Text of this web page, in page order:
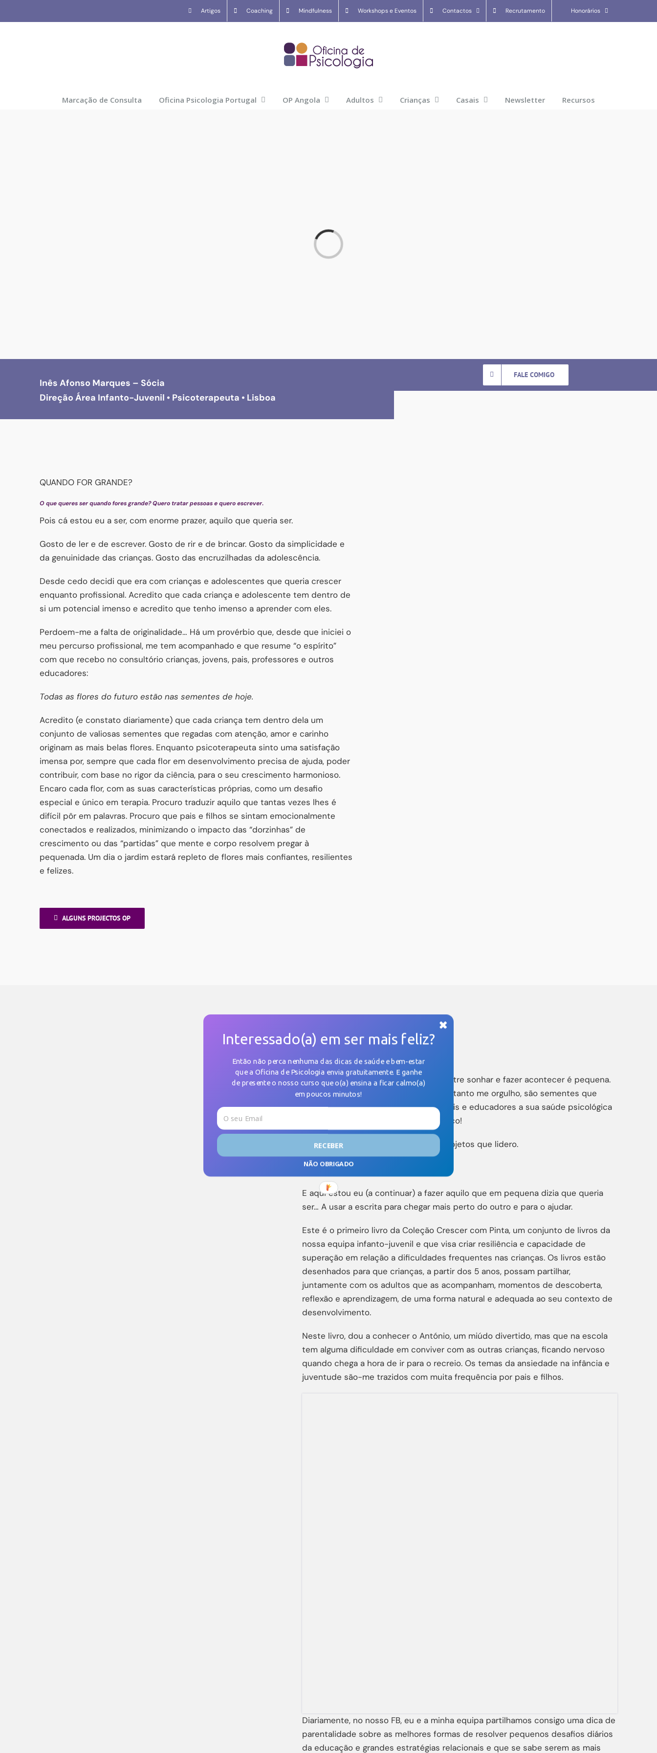
to
Artigos Coaching Mindfulness Workshops e Eventos Contactos Recrutamento Honorários
Marcação de Consulta Oficina Psicologia Portugal OP Angola Adultos Crianças Casais Newsletter Recursos
Loading...
Inês Afonso Marques – Sócia
Direção Área Infanto-Juvenil • Psicoterapeuta • Lisboa
FALE COMIGO
QUANDO FOR GRANDE?
O que queres ser quando fores grande? Quero tratar pessoas e quero escrever.
Pois cá estou eu a ser, com enorme prazer, aquilo que queria ser.
Gosto de ler e de escrever. Gosto de rir e de brincar. Gosto da simplicidade e
da genuinidade das crianças. Gosto das encruzilhadas da adolescência.
Desde cedo decidi que era com crianças e adolescentes que queria crescer
enquanto profissional. Acredito que cada criança e adolescente tem dentro de
si um potencial imenso e acredito que tenho imenso a aprender com eles.
Perdoem-me a falta de originalidade… Há um provérbio que, desde que iniciei o
meu percurso profissional, me tem acompanhado e que resume “o espírito”
com que recebo no consultório crianças, jovens, pais, professores e outros
educadores:
Todas as flores do futuro estão nas sementes de hoje.
Acredito (e constato diariamente) que cada criança tem dentro dela um
conjunto de valiosas sementes que regadas com atenção, amor e carinho
originam as mais belas flores. Enquanto psicoterapeuta sinto uma satisfação
imensa por, sempre que cada flor em desenvolvimento precisa de ajuda, poder
contribuir, com base no rigor da ciência, para o seu crescimento harmonioso.
Encaro cada flor, com as suas características próprias, como um desafio
especial e único em terapia. Procuro traduzir aquilo que tantas vezes lhes é
difícil pôr em palavras. Procuro que pais e filhos se sintam emocionalmente
conectados e realizados, minimizando o impacto das “dorzinhas” de
crescimento ou das “partidas” que mente e corpo resolvem pregar à
pequenada. Um dia o jardim estará repleto de flores mais confiantes, resilientes
e felizes.
ALGUNS PROJECTOS OP
Projectos
Na Oficina de Psicologia a distância entre sonhar e fazer acontecer é pequena.
E saber que estes projetos, dos quais tanto me orgulho, são sementes que
devolvem a crianças, adolescentes, pais e educadores a sua saúde psicológica
e a sua vontade de sonhar… É fantástico!
Partilho consigo apenas alguns dos projetos que lidero.
E aqui estou eu (a continuar) a fazer aquilo que em pequena dizia que queria
ser… A usar a escrita para chegar mais perto do outro e para o ajudar.
Este é o primeiro livro da Coleção Crescer com Pinta, um conjunto de livros da
nossa equipa infanto-juvenil e que visa criar resiliência e capacidade de
superação em relação a dificuldades frequentes nas crianças. Os livros estão
desenhados para que crianças, a partir dos 5 anos, possam partilhar,
juntamente com os adultos que as acompanham, momentos de descoberta,
reflexão e aprendizagem, de uma forma natural e adequada ao seu contexto de
desenvolvimento.
Neste livro, dou a conhecer o António, um miúdo divertido, mas que na escola
tem alguma dificuldade em conviver com as outras crianças, ficando nervoso
quando chega a hora de ir para o recreio. Os temas da ansiedade na infância e
juventude são-me trazidos com muita frequência por pais e filhos.
Diariamente, no nosso FB, eu e a minha equipa partilhamos consigo uma dica de
parentalidade sobre as melhores formas de resolver pequenos desafios diários
da educação e grandes estratégias relacionais e que se sabe serem as mais
RECEBER
Interessado(a) em ser mais feliz?
Então não perca nenhuma das dicas de saúde e bem-estar
que a Oficina de Psicologia envia gratuitamente. E ganhe
de presente o nosso curso que o(a) ensina a ficar calmo(a)
em poucos minutos!
NÃO OBRIGADO